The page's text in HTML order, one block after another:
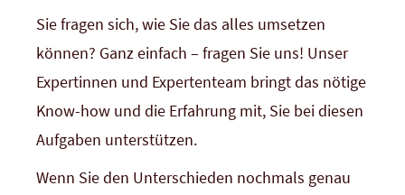
Sie fragen sich, wie Sie das alles umsetzen
können? Ganz einfach – fragen Sie uns! Unser
Expertinnen und Expertenteam bringt das nötige
Know-how und die Erfahrung mit, Sie bei diesen
Aufgaben unterstützen.
Wenn Sie den Unterschieden nochmals genau